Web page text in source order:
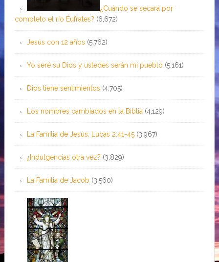
¿Cuándo se secará por
completo el río Éufrates? (6,672)
Jesús con 12 años (5,762)
Yo seré su Dios y ustedes serán mi pueblo (5,161)
Dios tiene sentimientos (4,705)
Los nombres cambiados en la Biblia (4,129)
La Familia de Jesús: Lucas 2:41-45 (3,967)
¿Indulgencias otra vez? (3,829)
La Familia de Jacob (3,560)